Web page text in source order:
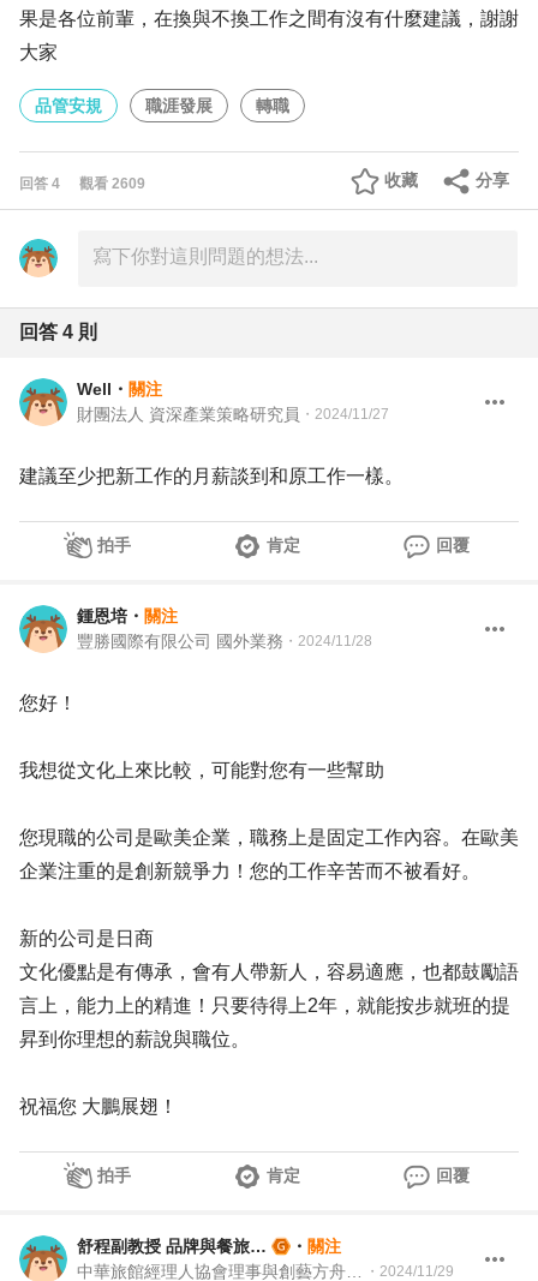
果是各位前輩，在換與不換工作之間有沒有什麼建議，謝謝
大家
品管安規 職涯發展 轉職
回答 4 觀看 2609 分享
收藏
回答 4 則
Well ・ 關注
財團法人 資深產業策略研究員 ・ 2024/11/27
建議至少把新工作的月薪談到和原工作一樣。
拍手 肯定 回覆
鍾恩培 ・ 關注
豐勝國際有限公司 國外業務 ・ 2024/11/28
您好！
我想從文化上來比較，可能對您有一些幫助
您現職的公司是歐美企業，職務上是固定工作內容。在歐美
企業注重的是創新競爭力！您的工作辛苦而不被看好。
新的公司是日商
文化優點是有傳承，會有人帶新人，容易適應，也都鼓勵語
言上，能力上的精進！只要待得上2年，就能按步就班的提
昇到你理想的薪說與職位。
祝福您 大鵬展翅！
拍手 肯定 回覆
舒程副教授 品牌與餐旅顧問(留法) ・ 關注
・ 2024/11/29